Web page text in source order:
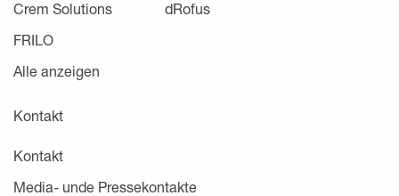
Crem Solutions
dRofus
FRILO
Alle anzeigen
Kontakt
Kontakt
Media- unde Pressekontakte